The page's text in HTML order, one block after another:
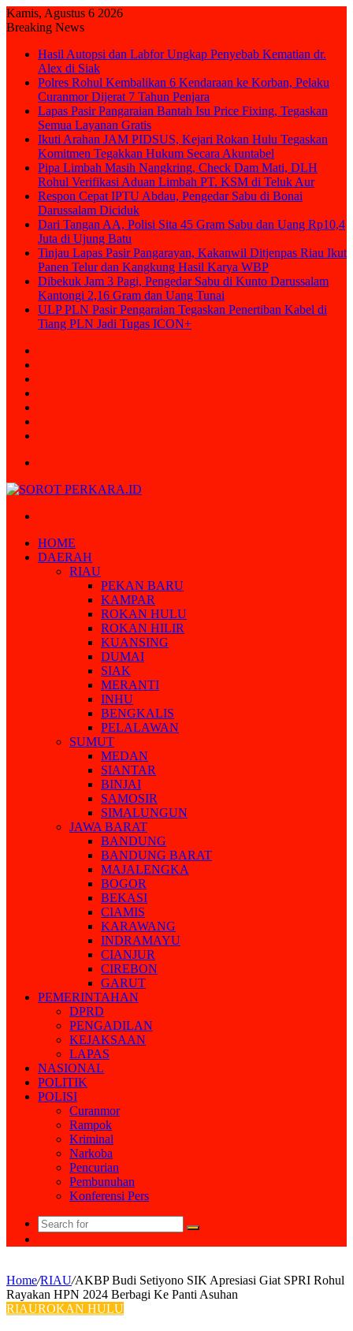
Kamis, Agustus 6 2026
Breaking News
Hasil Autopsi dan Labfor Ungkap Penyebab Kematian dr.
Alex di Siak
Polres Rohul Kembalikan 6 Kendaraan ke Korban, Pelaku
Curanmor Dijerat 7 Tahun Penjara
Lapas Pasir Pangaraian Bantah Isu Price Fixing, Tegaskan
Semua Layanan Gratis
Ikuti Arahan JAM PIDSUS, Kejari Rokan Hulu Tegaskan
Komitmen Tegakkan Hukum Secara Akuntabel
Pipa Limbah Masih Nangkring, Check Dam Mati, DLH
Rohul Verifikasi Aduan Limbah PT. KSM di Teluk Aur
Respon Cepat IPTU Abdau, Pengedar Sabu di Bonai
Darussalam Diciduk
Dari Tangan AA, Polisi Sita 45 Gram Sabu dan Uang Rp10,4
Juta di Ujung Batu
Tinjau Lapas Pasir Pangarayan, Kakanwil Ditjenpas Riau Ikut
Panen Telur dan Kangkung Hasil Karya WBP
Dibekuk Jam 3 Pagi, Pengedar Sabu di Kunto Darussalam
Kantongi 2,16 Gram dan Uang Tunai
ULP PLN Pasir Pengaraian Tegaskan Penertiban Kabel di
Tiang PLN Jadi Tugas ICON+
HOME
DAERAH
RIAU
PEKAN BARU
KAMPAR
ROKAN HULU
ROKAN HILIR
KUANSING
DUMAI
SIAK
MERANTI
INHU
BENGKALIS
PELALAWAN
SUMUT
MEDAN
SIANTAR
BINJAI
SAMOSIR
SIMALUNGUN
JAWA BARAT
BANDUNG
BANDUNG BARAT
MAJALENGKA
BOGOR
BEKASI
CIAMIS
KARAWANG
INDRAMAYU
CIANJUR
CIREBON
GARUT
PEMERINTAHAN
DPRD
PENGADILAN
KEJAKSAAN
LAPAS
NASIONAL
POLITIK
POLISI
Curanmor
Rampok
Kriminal
Narkoba
Pencurian
Pembunuhan
Konferensi Pers
Search
for
Home/RIAU/AKBP Budi Setiyono SIK Apresiasi Giat SPRI Rohul
Rayakan HPN 2024 Berbagi Ke Panti Asuhan
RIAUROKAN HULU